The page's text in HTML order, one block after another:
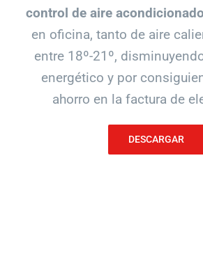
control de aire
en oficina, tanto de aire
entre 18º-21º,
energético y por
ahorro en la factura de
DESCARGAR